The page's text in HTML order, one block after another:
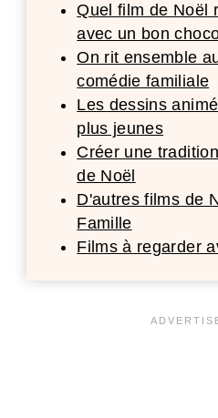
Quel film de Noël
avec un bon
On rit ensemble
comédie familiale
Les dessins
plus jeunes
Créer une
de Noël
D'autres films de
Famille
Films à regarder